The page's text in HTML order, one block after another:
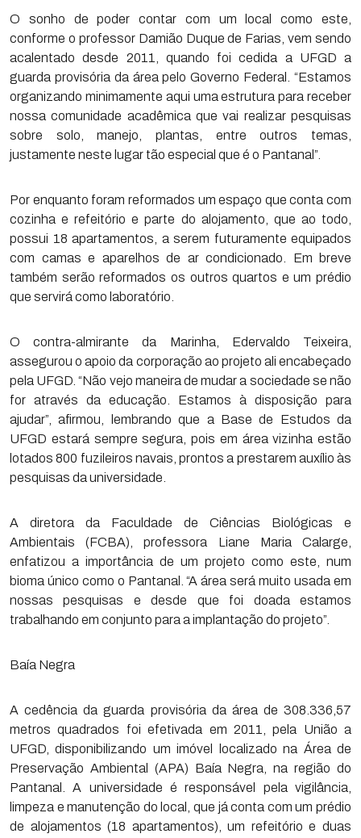
O sonho de poder contar com um local como este,
conforme o professor Damião Duque de Farias, vem sendo
acalentado desde 2011, quando foi cedida a UFGD a
guarda provisória da área pelo Governo Federal. “Estamos
organizando minimamente aqui uma estrutura para receber
nossa comunidade acadêmica que vai realizar pesquisas
sobre solo, manejo, plantas, entre outros temas,
justamente neste lugar tão especial que é o Pantanal”.
Por enquanto foram reformados um espaço que conta com
cozinha e refeitório e parte do alojamento, que ao todo,
possui 18 apartamentos, a serem futuramente equipados
com camas e aparelhos de ar condicionado. Em breve
também serão reformados os outros quartos e um prédio
que servirá como laboratório.
O contra-almirante da Marinha, Edervaldo Teixeira,
assegurou o apoio da corporação ao projeto ali encabeçado
pela UFGD. “Não vejo maneira de mudar a sociedade se não
for através da educação. Estamos à disposição para
ajudar”, afirmou, lembrando que a Base de Estudos da
UFGD estará sempre segura, pois em área vizinha estão
lotados 800 fuzileiros navais, prontos a prestarem auxílio às
pesquisas da universidade.
A diretora da Faculdade de Ciências Biológicas e
Ambientais (FCBA), professora Liane Maria Calarge,
enfatizou a importância de um projeto como este, num
bioma único como o Pantanal. “A área será muito usada em
nossas pesquisas e desde que foi doada estamos
trabalhando em conjunto para a implantação do projeto”.
Baía Negra
A cedência da guarda provisória da área de 308.336,57
metros quadrados foi efetivada em 2011, pela União a
UFGD, disponibilizando um imóvel localizado na Área de
Preservação Ambiental (APA) Baía Negra, na região do
Pantanal. A universidade é responsável pela vigilância,
limpeza e manutenção do local, que já conta com um prédio
de alojamentos (18 apartamentos), um refeitório e duas